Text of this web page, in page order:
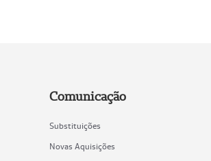
Comunicação
Substituições
Novas Aquisições